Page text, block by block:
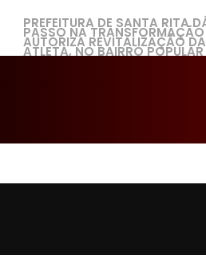
PREFEITURA DE SANTA RITA
PASSO NA TRANSFORMAÇÃO
AUTORIZA REVITALIZAÇÃO
ATLETA, NO BAIRRO POPULAR